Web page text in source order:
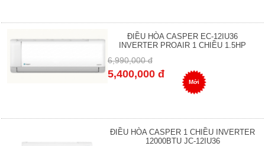
ĐIỀU HÒA CASPER EC-12IU36
INVERTER PROAIR 1 CHIỀU 1.5HP
6,990,000 đ
5,400,000 đ
Mới
ĐIỀU HÒA CASPER 1 CHIỀU INVERTER
12000BTU JC-12IU36